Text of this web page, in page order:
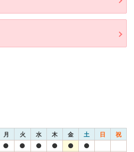
月 火 水 木 金 土 日 祝